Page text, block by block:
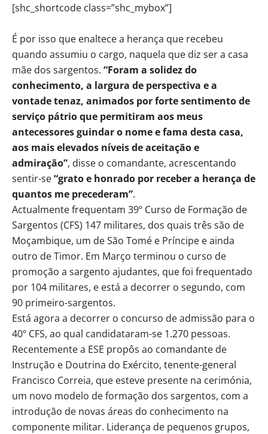
[shc_shortcode class=”shc_mybox”]
É por isso que enaltece a herança que recebeu
quando assumiu o cargo, naquela que diz ser a casa
mãe dos sargentos. “Foram a solidez do
conhecimento, a largura de perspectiva e a
vontade tenaz, animados por forte sentimento de
serviço pátrio que permitiram aos meus
antecessores guindar o nome e fama desta casa,
aos mais elevados níveis de aceitação e
admiração”, disse o comandante, acrescentando
sentir-se“grato e honrado por receber a herança de
quantos me precederam”.
Actualmente frequentam 39º Curso de Formação de
Sargentos (CFS) 147 militares, dos quais três são de
Moçambique, um de São Tomé e Príncipe e ainda
outro de Timor. Em Março terminou o curso de
promoção a sargento ajudantes, que foi frequentado
por 104 militares, e está a decorrer o segundo, com
90 primeiro-sargentos.
Está agora a decorrer o concurso de admissão para o
40º CFS, ao qual candidataram-se 1.270 pessoas.
Recentemente a ESE propôs ao comandante de
Instrução e Doutrina do Exército, tenente-general
Francisco Correia, que esteve presente na cerimónia,
um novo modelo de formação dos sargentos, com a
introdução de novas áreas do conhecimento na
componente militar. Liderança de pequenos grupos,